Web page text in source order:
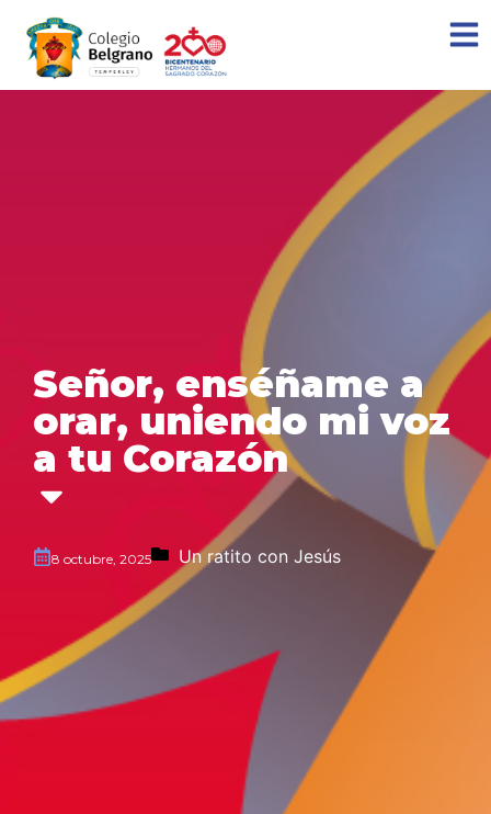
Señor, enséñame a
orar, uniendo mi voz
a tu Corazón
8 octubre, 2025 Un ratito con Jesús